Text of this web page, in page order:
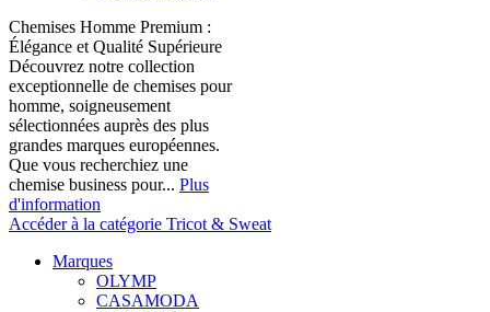
Chemises Homme Premium :
Élégance et Qualité Supérieure
Découvrez notre collection
exceptionnelle de chemises pour
homme, soigneusement
sélectionnées auprès des plus
grandes marques européennes.
Que vous recherchiez une
chemise business pour... Plus
d'information
Accéder à la catégorie Tricot & Sweat
Marques
OLYMP
CASAMODA